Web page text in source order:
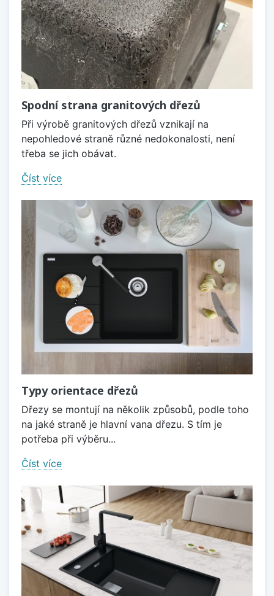
Spodní strana granitových dřezů
Při výrobě granitových dřezů vznikají na
nepohledové straně různé nedokonalosti, není
třeba se jich obávat.
Číst více
Typy orientace dřezů
Dřezy se montují na několik způsobů, podle toho
na jaké straně je hlavní vana dřezu. S tím je
potřeba při výběru...
Číst více